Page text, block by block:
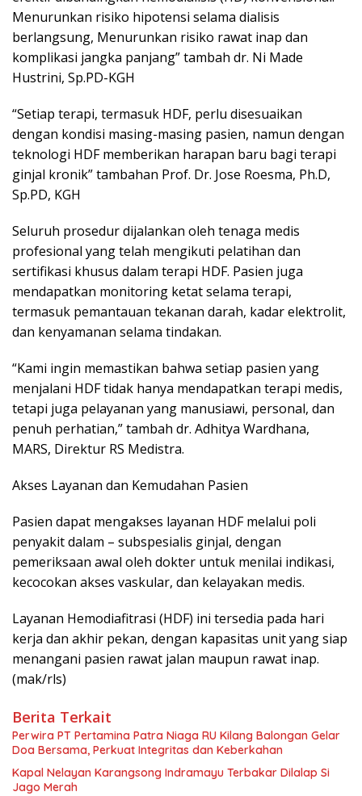
Menurunkan risiko hipotensi selama dialisis
berlangsung, Menurunkan risiko rawat inap dan
komplikasi jangka panjang” tambah dr. Ni Made
Hustrini, Sp.PD-KGH
“Setiap terapi, termasuk HDF, perlu disesuaikan
dengan kondisi masing-masing pasien, namun dengan
teknologi HDF memberikan harapan baru bagi terapi
ginjal kronik” tambahan Prof. Dr. Jose Roesma, Ph.D,
Sp.PD, KGH
Seluruh prosedur dijalankan oleh tenaga medis
profesional yang telah mengikuti pelatihan dan
sertifikasi khusus dalam terapi HDF. Pasien juga
mendapatkan monitoring ketat selama terapi,
termasuk pemantauan tekanan darah, kadar elektrolit,
dan kenyamanan selama tindakan.
“Kami ingin memastikan bahwa setiap pasien yang
menjalani HDF tidak hanya mendapatkan terapi medis,
tetapi juga pelayanan yang manusiawi, personal, dan
penuh perhatian,” tambah dr. Adhitya Wardhana,
MARS, Direktur RS Medistra.
Akses Layanan dan Kemudahan Pasien
Pasien dapat mengakses layanan HDF melalui poli
penyakit dalam – subspesialis ginjal, dengan
pemeriksaan awal oleh dokter untuk menilai indikasi,
kecocokan akses vaskular, dan kelayakan medis.
Layanan Hemodiafitrasi (HDF) ini tersedia pada hari
kerja dan akhir pekan, dengan kapasitas unit yang siap
menangani pasien rawat jalan maupun rawat inap.
(mak/rls)
Berita Terkait
Perwira PT Pertamina Patra Niaga RU Kilang Balongan Gelar
Doa Bersama, Perkuat Integritas dan Keberkahan
Kapal Nelayan Karangsong Indramayu Terbakar Dilalap Si
Jago Merah